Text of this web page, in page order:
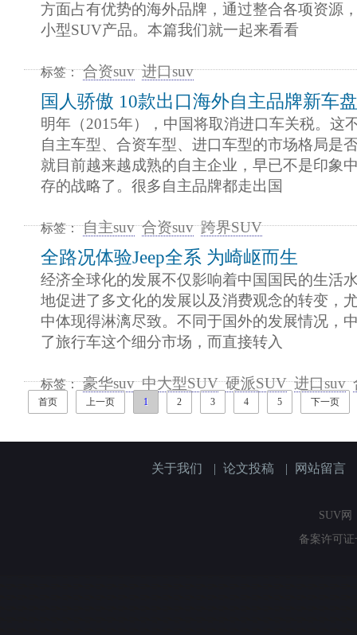
方面占有优势的海外品牌，通过整合各项资源
小型SUV产品。本篇我们就一起来看看
标签： 合资suv 进口suv
国人骄傲 10款出口海外自主品牌新车
明年（2015年），中国将取消进口车关税。这
自主车型、合资车型、进口车型的市场格局是
就目前越来越成熟的自主企业，早已不是印象
存的战略了。很多自主品牌都走出国
标签： 自主suv 合资suv 跨界SUV
全路况体验Jeep全系 为崎岖而生
经济全球化的发展不仅影响着中国国民的生活
地促进了多文化的发展以及消费观念的转变，
中体现得淋漓尽致。不同于国外的发展情况，
了旅行车这个细分市场，而直接转入
标签： 豪华suv 中大型SUV 硬派SUV 进口suv
首页 上一页 1 2 3 4 5 下一页
关于我们 | 论文投稿 | 网站留言
SUV网
备案许可证